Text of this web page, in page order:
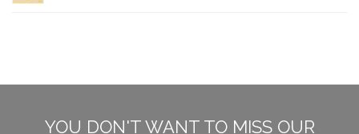
YOU DON'T WANT TO MISS OUR